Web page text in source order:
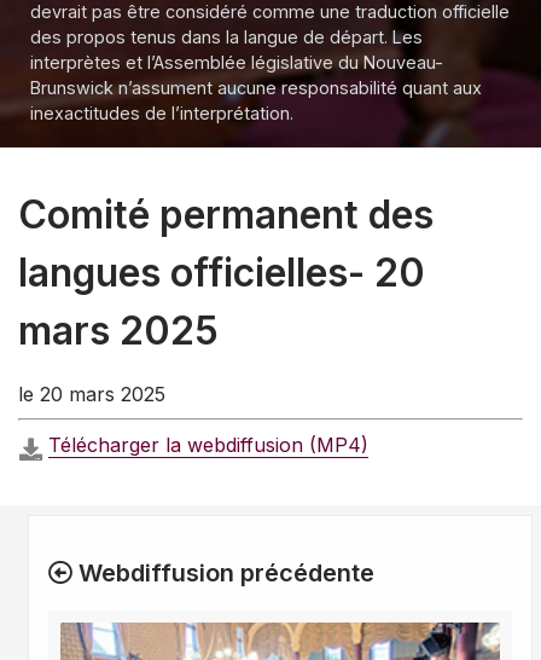
devrait pas être considéré comme une traduction officielle
des propos tenus dans la langue de départ. Les
interprètes et l’Assemblée législative du Nouveau-
Brunswick n’assument aucune responsabilité quant aux
inexactitudes de l’interprétation.
Comité permanent des
langues officielles- 20
mars 2025
le 20 mars 2025
Télécharger la webdiffusion (MP4)
Webdiffusion précédente